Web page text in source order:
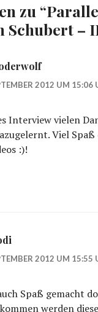
zu “
–
2012 UM 15:06
Interview vielen
Viel
:)!
2012 UM 15:55
Spaß gemacht
werden